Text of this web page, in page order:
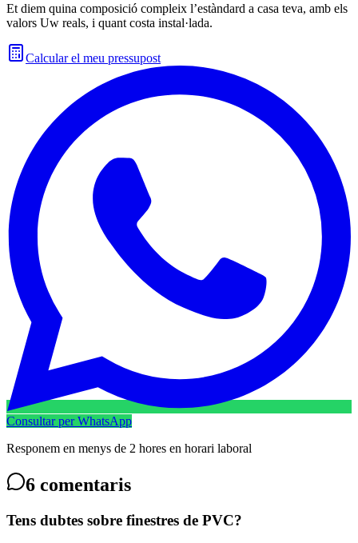
Et diem quina composició compleix l’estàndard a casa teva, amb els
valors Uw reals, i quant costa instal·lada.
Calcular el meu pressupost
Consultar per WhatsApp
Responem en menys de 2 hores en horari laboral
6 comentaris
Tens dubtes sobre finestres de PVC?